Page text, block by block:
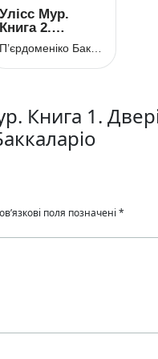
Улісс Мур.
Книга 2.
Крамниця
забутих мап
Книга 1.
поля позначені *